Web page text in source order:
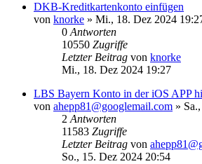
DKB-Kreditkartenkonto einfügen
von knorke » Mi., 18. Dez 2024
0 Antworten
10550 Zugriffe
Letzter Beitrag von knorke
Mi., 18. Dez 2024 19:27
LBS Bayern Konto in der iOS APP
von ahepp81@googlemail.com »
2 Antworten
11583 Zugriffe
Letzter Beitrag von
So., 15. Dez 2024 20:54